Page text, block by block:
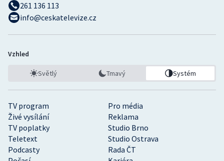
TV program
Pro média
Živé vysílání
Reklama
TV poplatky
Studio Brno
Teletext
Studio Ostrava
Podcasty
Rada ČT
261 136 113
info@ceskatelevize.cz
Vzhled
Světlý Tmavý Systém